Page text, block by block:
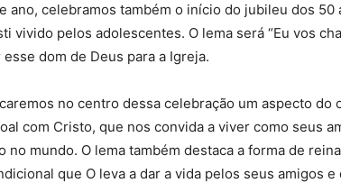
ano, celebramos também o início do jubileu dos 50
vivido pelos adolescentes. O lema será “Eu vos
dom de Deus para a Igreja.
no centro dessa celebração um aspecto do
com Cristo, que nos convida a viver como seus
no mundo. O lema também destaca a forma de
que O leva a dar a vida pelos seus amigos e